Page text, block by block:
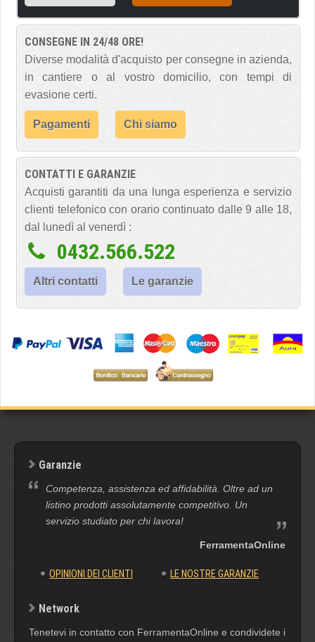
CONSEGNE IN 24/48 ORE!
Diverse modalità d'acquisto per consegne in azienda,
in cantiere o al vostro domicilio, con tempi di
evasione certi.
Pagamenti Chi siamo
CONTATTI E GARANZIE
Acquisti garantiti da una lunga esperienza e servizio
clienti telefonico con orario continuato dalle 9 alle 18,
dal lunedì al venerdì :
0432.566.522
Altri contatti Le garanzie
Garanzie
Competenza, assistenza ed affidabilità. Oltre ad un
listino prodotti assolutamente competitivo. Un
servizio studiato per chi lavora!
FerramentaOnline
OPINIONI DEI CLIENTI LE NOSTRE GARANZIE
Network
Tenetevi in contatto con FerramentaOnline e condividete i